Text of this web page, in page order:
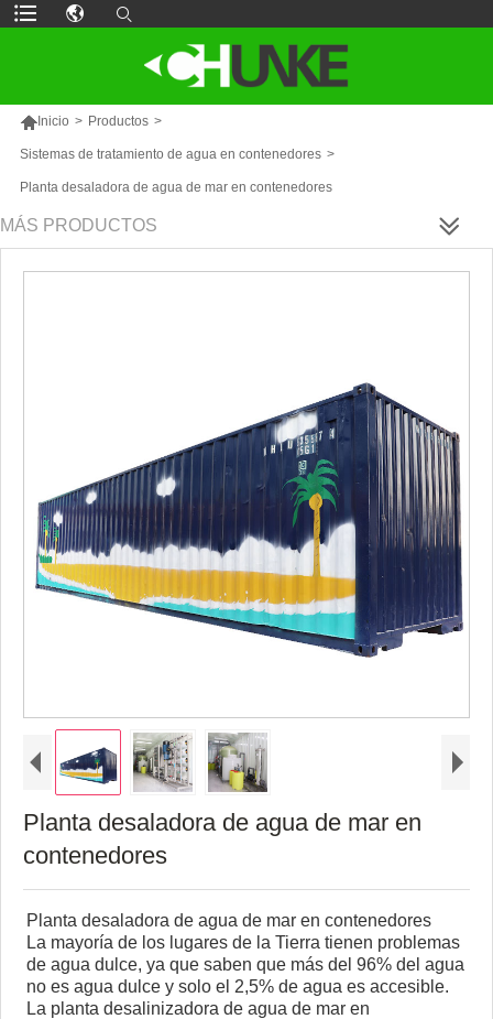
Inicio > Productos >
Sistemas de tratamiento de agua en contenedores >
Planta desaladora de agua de mar en contenedores
MÁS PRODUCTOS
Planta desaladora de agua de mar en
contenedores
Planta desaladora de agua de mar en contenedores
La mayoría de los lugares de la Tierra tienen problemas
de agua dulce, ya que saben que más del 96% del agua
no es agua dulce y solo el 2,5% de agua es accesible.
La planta desalinizadora de agua de mar en